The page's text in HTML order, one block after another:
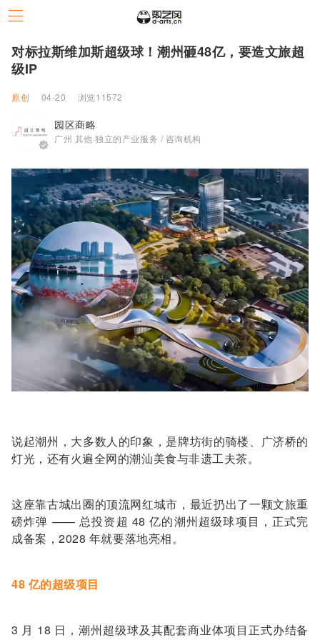
对标拉斯维加斯超级球！潮州砸48亿，要造文旅超
级IP
原创 04-20 浏览11572
园区商略
广州 其他·独立的产业服务 / 咨询机构
说起潮州，大多数人的印象，是牌坊街的骑楼、广济桥的
灯光，还有火遍全网的潮汕美食与非遗工夫茶。
这座靠古城出圈的顶流网红城市，最近扔出了一颗文旅重
磅炸弹 —— 总投资超 48 亿的潮州超级球项目，正式完
成备案，2028 年就要落地亮相。
48 亿的超级项目
3 月 18 日，潮州超级球及其配套商业体项目正式办结备